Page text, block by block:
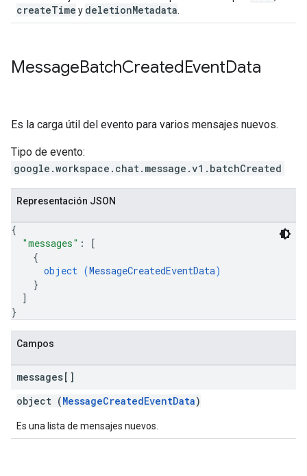
createTime y deletionMetadata
MessageBatchCreatedEventData
Es la carga útil del evento para varios mensajes nuevos.
Tipo de evento:
google.workspace.chat.message.v1.batchCreated
Representación JSON
{
"messages" :
[
{
object (MessageCreatedEventData)
}
]
}
Campos
messages[]
object (MessageCreatedEventData)
Es una lista de mensajes nuevos.